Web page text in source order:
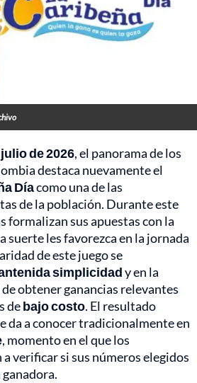
de 2026, el panorama de los
destaca nuevamente el
Díacomo una de las
de la población. Durante este
formalizan sus apuestas con la
suerte les favorezca en la jornada
de este juego se
simplicidady en la
obtener ganancias relevantes
debajo costo. El resultado
da a conocer tradicionalmente en
, momento en el que los
verificar si sus números elegidos